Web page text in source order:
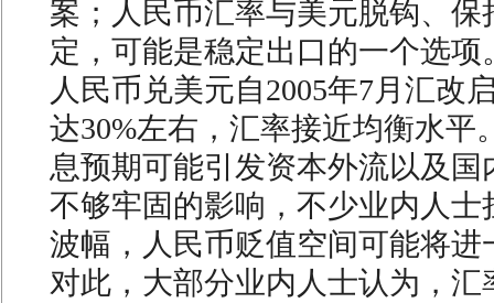
案；人民币汇率与美元脱钩、保
定，可能是稳定出口的一个选项
人民币兑美元自2005年7月汇改
达30%左右，汇率接近均衡水平
息预期可能引发资本外流以及国
不够牢固的影响，不少业内人士
波幅，人民币贬值空间可能将进
对此，大部分业内人士认为，汇